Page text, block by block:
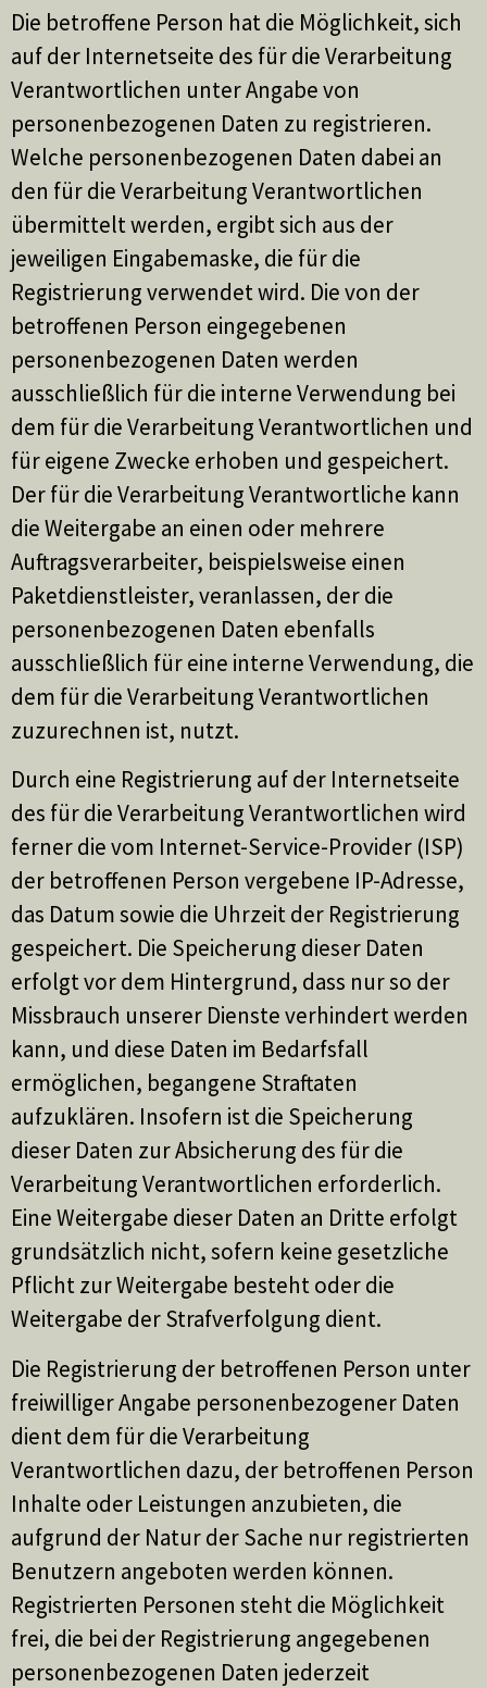
Die betroffene Person hat die Möglichkeit, sich
auf der Internetseite des für die Verarbeitung
Verantwortlichen unter Angabe von
personenbezogenen Daten zu registrieren.
Welche personenbezogenen Daten dabei an
den für die Verarbeitung Verantwortlichen
übermittelt werden, ergibt sich aus der
jeweiligen Eingabemaske, die für die
Registrierung verwendet wird. Die von der
betroffenen Person eingegebenen
personenbezogenen Daten werden
ausschließlich für die interne Verwendung bei
dem für die Verarbeitung Verantwortlichen und
für eigene Zwecke erhoben und gespeichert.
Der für die Verarbeitung Verantwortliche kann
die Weitergabe an einen oder mehrere
Auftragsverarbeiter, beispielsweise einen
Paketdienstleister, veranlassen, der die
personenbezogenen Daten ebenfalls
ausschließlich für eine interne Verwendung, die
dem für die Verarbeitung Verantwortlichen
zuzurechnen ist, nutzt.
Durch eine Registrierung auf der Internetseite
des für die Verarbeitung Verantwortlichen wird
ferner die vom Internet-Service-Provider (ISP)
der betroffenen Person vergebene IP-Adresse,
das Datum sowie die Uhrzeit der Registrierung
gespeichert. Die Speicherung dieser Daten
erfolgt vor dem Hintergrund, dass nur so der
Missbrauch unserer Dienste verhindert werden
kann, und diese Daten im Bedarfsfall
ermöglichen, begangene Straftaten
aufzuklären. Insofern ist die Speicherung
dieser Daten zur Absicherung des für die
Verarbeitung Verantwortlichen erforderlich.
Eine Weitergabe dieser Daten an Dritte erfolgt
grundsätzlich nicht, sofern keine gesetzliche
Pflicht zur Weitergabe besteht oder die
Weitergabe der Strafverfolgung dient.
Die Registrierung der betroffenen Person unter
freiwilliger Angabe personenbezogener Daten
dient dem für die Verarbeitung
Verantwortlichen dazu, der betroffenen Person
Inhalte oder Leistungen anzubieten, die
aufgrund der Natur der Sache nur registrierten
Benutzern angeboten werden können.
Registrierten Personen steht die Möglichkeit
frei, die bei der Registrierung angegebenen
personenbezogenen Daten jederzeit